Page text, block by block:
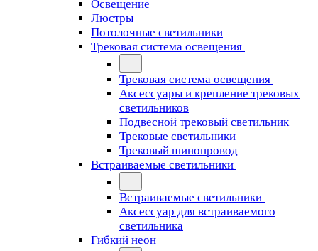
Освещение
Люстры
Потолочные светильники
Трековая система освещения
Трековая система освещения
Аксессуары и крепление трековых
светильников
Подвесной трековый светильник
Трековые светильники
Трековый шинопровод
Встраиваемые светильники
Встраиваемые светильники
Аксессуар для встраиваемого
светильника
Гибкий неон